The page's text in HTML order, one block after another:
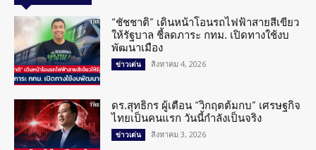
“ชัชชาติ” เดินหน้าโอนรถไฟฟ้าสายสีเขียว
ให้รัฐบาล ชี้ลดภาระ กทม. เปิดทางใช้งบ
พัฒนาเมือง
ข่าวเด่น สิงหาคม 4, 2026
ดร.สุทธิกร ผู้เตือน “วิกฤตต้มกบ” เศรษฐกิจ
ไทยเป็นคนแรก วันนี้กำลังเป็นจริง
ข่าวเด่น สิงหาคม 3, 2026